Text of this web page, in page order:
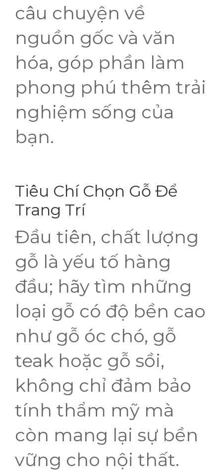
câu chuyện về
nguồn gốc và văn
hóa, góp phần làm
phong phú thêm trải
nghiệm sống của
bạn.
Tiêu Chí Chọn Gỗ Để
Trang Trí
Đầu tiên, chất lượng
gỗ là yếu tố hàng
đầu; hãy tìm những
loại gỗ có độ bền cao
như gỗ óc chó, gỗ
teak hoặc gỗ sồi,
không chỉ đảm bảo
tính thẩm mỹ mà
còn mang lại sự bền
vững cho nội thất.